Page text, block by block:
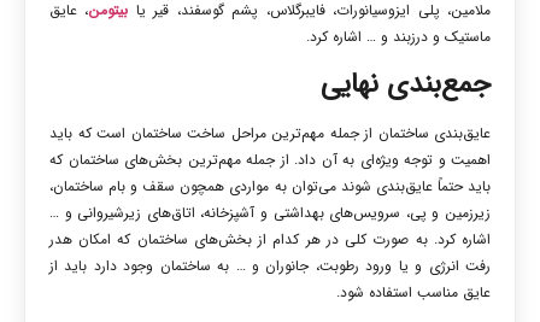
ملامین، پلی ایزوسیانورات، فایبرگلاس، پشم گوسفند، قیر یا بیتومن، عایق
ماستیک و درزبند و … اشاره کرد.
جمع‌بندی نهایی
عایق‌بندی ساختمان از جمله مهم‌ترین مراحل ساخت ساختمان است که باید
اهمیت و توجه ویژه‌ای به آن داد. از جمله مهم‌ترین بخش‌های ساختمان که
باید حتماً عایق‌بندی شوند می‌توان به مواردی همچون سقف و بام ساختمان،
زیرزمین و پی، سرویس‌های بهداشتی و آشپزخانه، اتاق‌های زیرشیروانی و …
اشاره کرد. به صورت کلی در هر کدام از بخش‌های ساختمان که امکان هدر
رفت انرژی و یا ورود رطوبت، جانوران و … به ساختمان وجود دارد باید از
عایق مناسب استفاده شود.